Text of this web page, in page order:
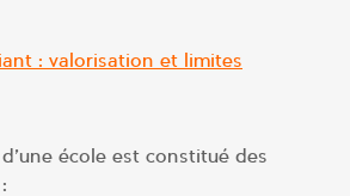
: valorisation et limites
école est constitué des